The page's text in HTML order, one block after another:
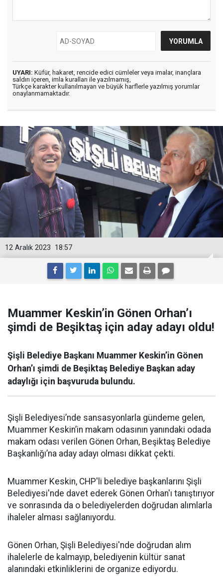
UYARI: Küfür, hakaret, rencide edici cümleler veya imalar, inançlara
saldırı içeren, imla kuralları ile yazılmamış,
Türkçe karakter kullanılmayan ve büyük harflerle yazılmış yorumlar
onaylanmamaktadır.
18:57
12 Aralık 2023
Muammer Keskin’in Gönen Orhan’ı
şimdi de Beşiktaş için aday adayı oldu!
Şişli Belediye Başkanı Muammer Keskin’in Gönen
Orhan’ı şimdi de Beşiktaş Belediye Başkan aday
adaylığı için başvuruda bulundu.
Şişli Belediyesi’nde sansasyonlarla gündeme gelen,
Muammer Keskin’in makam odasının yanındaki odada
makam odası verilen Gönen Orhan, Beşiktaş Belediye
Başkanlığı’na aday adayı olması dikkat çekti.
Muammer Keskin, CHP'li belediye başkanlarını Şişli
Belediyesi'nde davet ederek Gönen Orhan'ı tanıştırıyor
ve sonrasında da o belediyelerden doğrudan alımlarla
ihaleler alması sağlanıyordu.
Gönen Orhan, Şişli Belediyesi'nde doğrudan alım
ihalelerle de kalmayıp, belediyenin kültür sanat
alanındaki etkinliklerini de organize ediyordu.